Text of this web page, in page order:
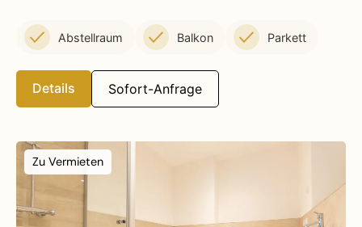
Abstellraum Balkon Parkett
Details Sofort-Anfrage
Zu Vermieten